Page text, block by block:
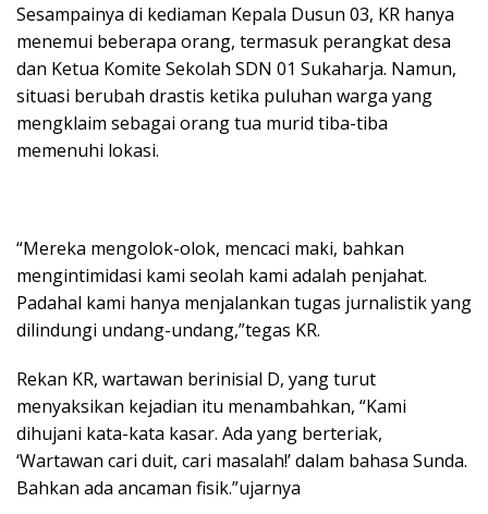
Sesampainya di kediaman Kepala Dusun 03, KR hanya
menemui beberapa orang, termasuk perangkat desa
dan Ketua Komite Sekolah SDN 01 Sukaharja. Namun,
situasi berubah drastis ketika puluhan warga yang
mengklaim sebagai orang tua murid tiba-tiba
memenuhi lokasi.
“Mereka mengolok-olok, mencaci maki, bahkan
mengintimidasi kami seolah kami adalah penjahat.
Padahal kami hanya menjalankan tugas jurnalistik yang
dilindungi undang-undang,”tegas KR.
Rekan KR, wartawan berinisial D, yang turut
menyaksikan kejadian itu menambahkan, “Kami
dihujani kata-kata kasar. Ada yang berteriak,
‘Wartawan cari duit, cari masalah!’ dalam bahasa Sunda.
Bahkan ada ancaman fisik.”ujarnya